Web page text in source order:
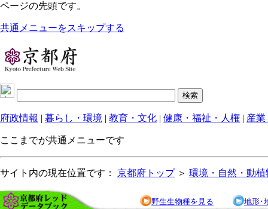
ページの先頭です。
共通メニューをスキップする
府政情報 | 暮らし・環境 | 教育・文化 | 健康・福祉・人権 | 産業
ここまでが共通メニューです
サイト内の現在位置です： 京都府トップ＞ 環境・自然・動植
野生生物種を見る 地形･